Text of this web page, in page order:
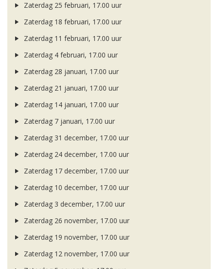
Zaterdag 25 februari, 17.00 uur
Zaterdag 18 februari, 17.00 uur
Zaterdag 11 februari, 17.00 uur
Zaterdag 4 februari, 17.00 uur
Zaterdag 28 januari, 17.00 uur
Zaterdag 21 januari, 17.00 uur
Zaterdag 14 januari, 17.00 uur
Zaterdag 7 januari, 17.00 uur
Zaterdag 31 december, 17.00 uur
Zaterdag 24 december, 17.00 uur
Zaterdag 17 december, 17.00 uur
Zaterdag 10 december, 17.00 uur
Zaterdag 3 december, 17.00 uur
Zaterdag 26 november, 17.00 uur
Zaterdag 19 november, 17.00 uur
Zaterdag 12 november, 17.00 uur